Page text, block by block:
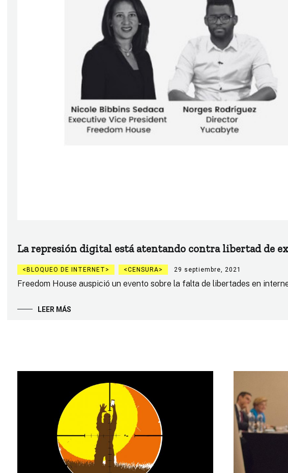
La represión digital está atentando contra libertad de
BLOQUEO DE INTERNET CENSURA 29 septiembre, 2021
Freedom House auspició un evento sobre la falta de libertades en
LEER MÁS